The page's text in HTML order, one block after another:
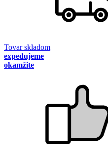
Tovar skladom
expedujeme
okamžite